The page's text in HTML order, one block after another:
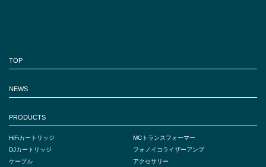
TOP
NEWS
PRODUCTS
HiFiカートリッジ
DJカートリッジ
ケーブル
MCトランスフォーマー
フォノイコライザーアンプ
アクセサリー